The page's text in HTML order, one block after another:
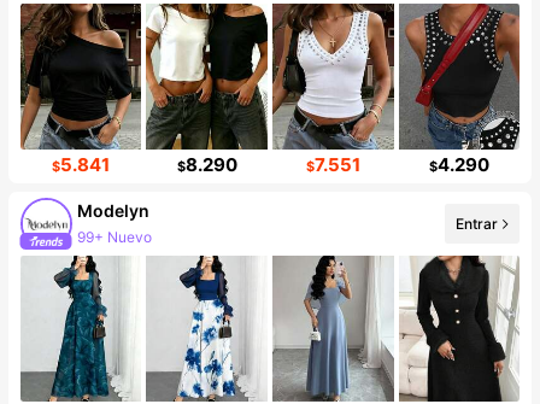
$5.841 $8.290 $7.551 $4.290
Modelyn
99+ Nuevo
Entrar